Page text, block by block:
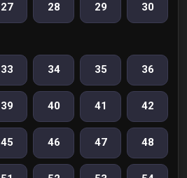
27 28 29 30
33 34 35 36
39 40 41 42
45 46 47 48